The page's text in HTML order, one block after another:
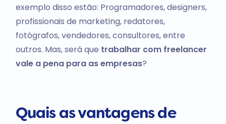
exemplo disso estão: Programadores, designers,
profissionais de marketing, redatores,
fotógrafos, vendedores, consultores, entre
outros. Mas, será que trabalhar com freelancer
vale a pena para as empresas?
Quais as vantagens de